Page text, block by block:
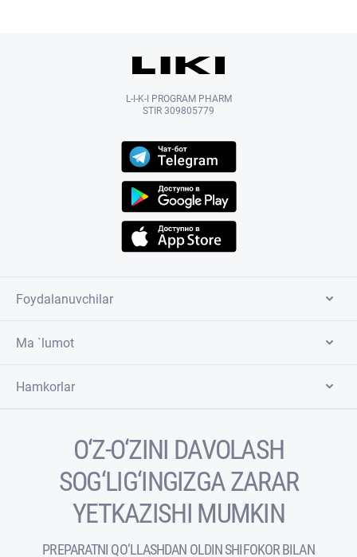
L-I-K-I PROGRAM PHARM
STIR 309805779
Foydalanuvchilar
Ma `lumot
Hamkorlar
O‘Z-O‘ZINI DAVOLASH
SOG‘LIG‘INGIZGA ZARAR
YETKAZISHI MUMKIN
PREPARATNI QO‘LLASHDAN OLDIN SHIFOKOR BILAN